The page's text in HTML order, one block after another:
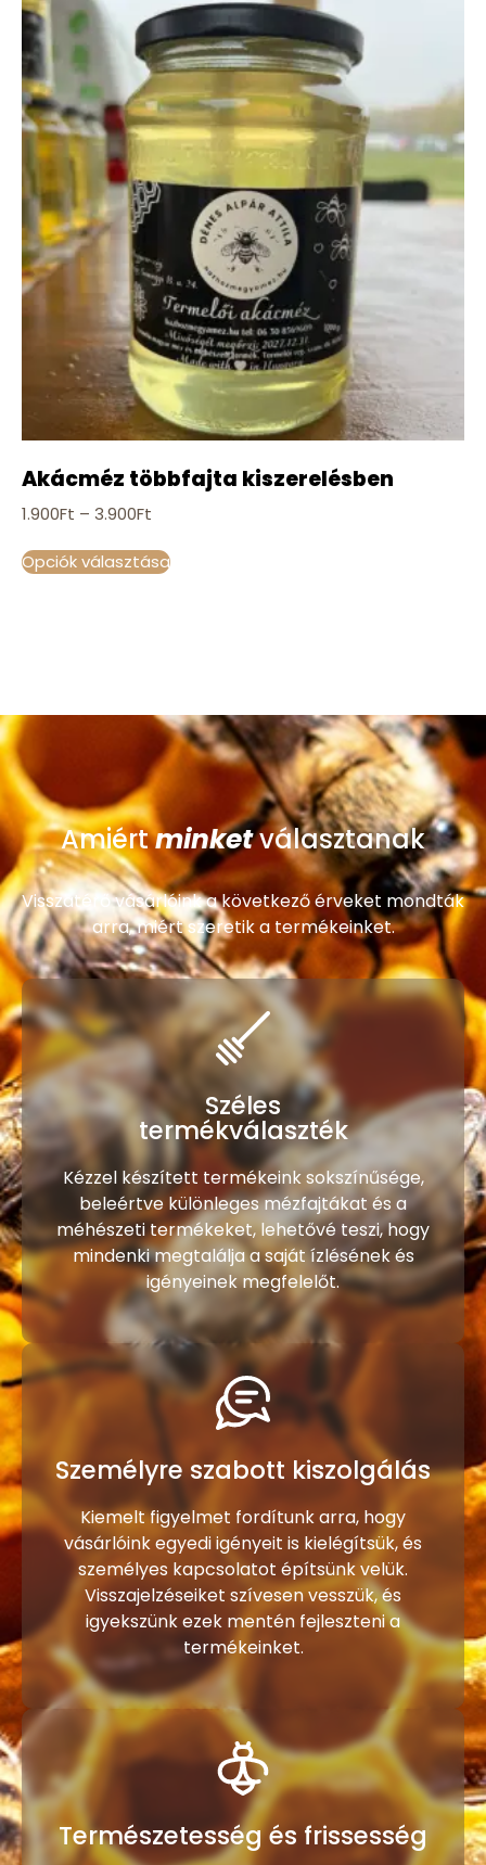
Akácméz többfajta kiszerelésben
1.900Ft – 3.900Ft
Opciók választása
Amiértminketválasztanak
Visszatérő vásárlóink a következő érveket mondták
arra, miért szeretik a termékeinket.
Széles
termékválaszték
Kézzel készített termékeink sokszínűsége,
beleértve különleges mézfajtákat és a
méhészeti termékeket, lehetővé teszi, hogy
mindenki megtalálja a saját ízlésének és
igényeinek megfelelőt.
Személyre szabott kiszolgálás
Kiemelt figyelmet fordítunk arra, hogy
vásárlóink egyedi igényeit is kielégítsük, és
személyes kapcsolatot építsünk velük.
Visszajelzéseiket szívesen vesszük, és
igyekszünk ezek mentén fejleszteni a
termékeinket.
Természetesség és frissesség